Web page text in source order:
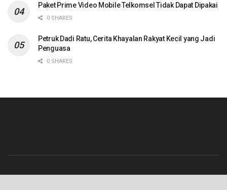
Paket Prime Video Mobile Telkomsel Tidak Dapat Dipakai
0 SHARES
Petruk Dadi Ratu, Cerita Khayalan Rakyat Kecil yang Jadi
Penguasa
0 SHARES